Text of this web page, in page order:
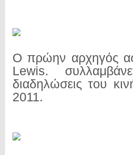
O πρώην αρχηγός
Lewis.
διαδηλώσεις του
2011.